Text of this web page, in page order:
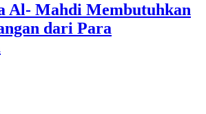
Al- Mahdi Membutuhkan
dari Para